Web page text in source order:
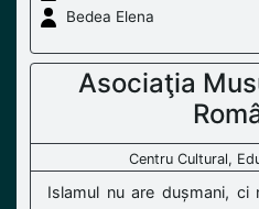
Bedea Elena
Asociaţia
Centru Cultural,
Islamul nu are dușmani, ci